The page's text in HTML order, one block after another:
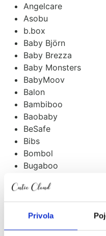
Privola
Angelcare
Asobu
b.box
Baby Björn
Baby Brezza
Baby Monsters
BabyMoov
Balon
Bambiboo
Baobaby
BeSafe
Bibs
Bombol
Bugaboo
Ceba
Citron
Coco